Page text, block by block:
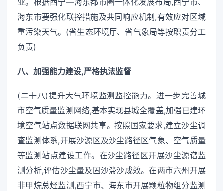
海东市要强化联控措施及共同响应机制,有效应对区域
重污染天气。(省生态环境厅、省气象局等按职责分工
负责)
八、加强能力建设,严格执法监督
(二十八)提升大气环境监测监控能力。进一步完善城
市空气质量监测网络,基本实现县城全覆盖,加强已建环
境空气站点数据联网共享。按照国家要求,建立沙尘调
查监测体系,开展沙源区及沙尘路径区气象、空气质量
等监测站点建设工作。在沙尘路径区开展沙尘源谱监
测分析,评估沙尘量及固沙滞沙成效。在两市六州开展
非甲烷总烃监测,西宁市、海东市开展颗粒物组分监测